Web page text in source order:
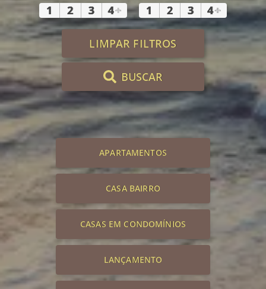
1 2 3 4+ 1 2 3 4+
LIMPAR FILTROS
BUSCAR
APARTAMENTOS
CASA BAIRRO
CASAS EM CONDOMÍNIOS
LANÇAMENTO